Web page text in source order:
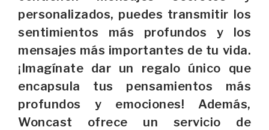
personalizados, puedes transmitir los
sentimientos más profundos y los
mensajes más importantes de tu vida.
¡Imagínate dar un regalo único que
encapsula tus pensamientos más
profundos y emociones! Además,
Woncast ofrece un servicio de